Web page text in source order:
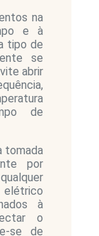
na
e à
tipo de
se
abrir
de
tomada
por
elétrico
à
o
se de